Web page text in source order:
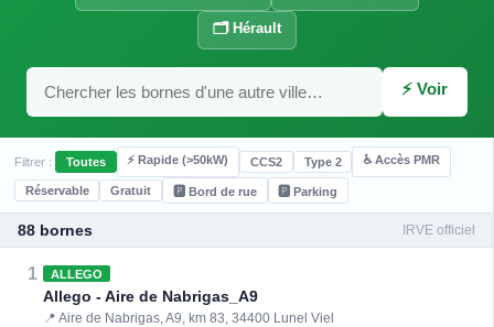
🗂️ Hérault
⚡ Voir
Filtrer : Toutes ⚡ Rapide (>50kW) CCS2 Type 2 ♿ Accès PMR
Réservable Gratuit 🅿️ Bord de rue 🅿️ Parking
88 bornes IRVE officiel
1 ALLEGO
Allego - Aire de Nabrigas_A9
📍 Aire de Nabrigas, A9, km 83, 34400 Lunel Viel